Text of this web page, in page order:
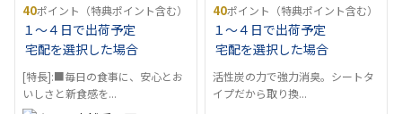
40ポイント（特典ポイント含む）
１～４日で出荷予定
宅配を選択した場合
[特長]:■毎日の食事に、安心とお
いしさと新食感を...
40ポイント（特典ポイント含む）
１～４日で出荷予定
宅配を選択した場合
活性炭の力で強力消臭。シートタ
イプだから取り換...